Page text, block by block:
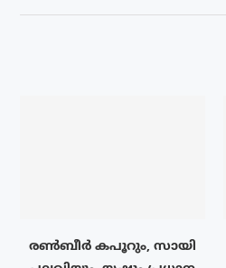
രൺബീർ കപൂറും, സായി